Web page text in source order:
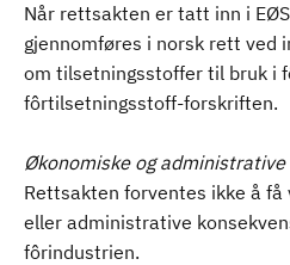
Når rettsakten er tatt inn i
gjennomføres i norsk rett ved
om tilsetningsstoffer til bruk i
fôrtilsetningsstoff-forskriften.
Økonomiske og administrative
Rettsakten forventes ikke å få
eller administrative
fôrindustrien.